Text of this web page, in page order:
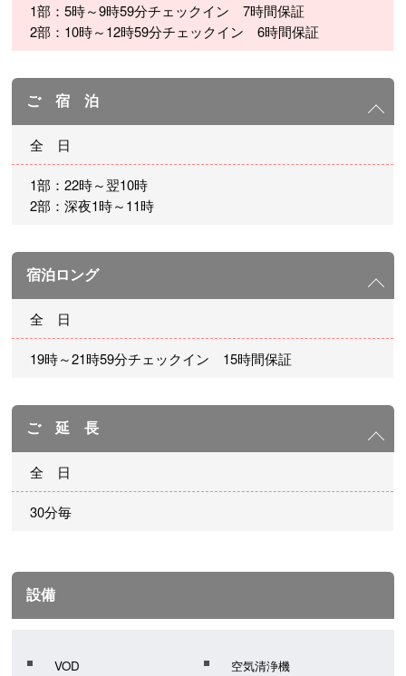
1部：5時～9時59分チェックイン 7時間保証
2部：10時～12時59分チェックイン 6時間保証
ご 宿 泊
全 日
1部：22時～翌10時
2部：深夜1時～11時
宿泊ロング
全 日
19時～21時59分チェックイン 15時間保証
ご 延 長
全 日
30分毎
設備
VOD
空気清浄機